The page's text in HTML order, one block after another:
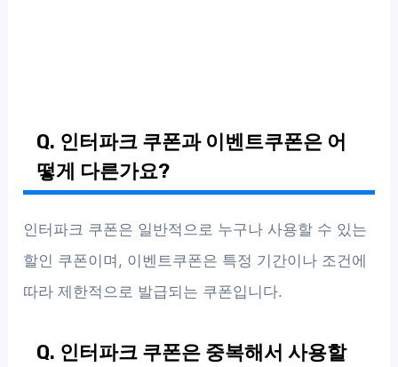
Q. 인터파크 쿠폰과 이벤트쿠폰은 어
떻게 다른가요?
인터파크 쿠폰은 일반적으로 누구나 사용할 수 있는
할인 쿠폰이며, 이벤트쿠폰은 특정 기간이나 조건에
따라 제한적으로 발급되는 쿠폰입니다.
Q. 인터파크 쿠폰은 중복해서 사용할